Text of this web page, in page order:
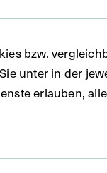
1930
bzw.
unter in der
erlauben,